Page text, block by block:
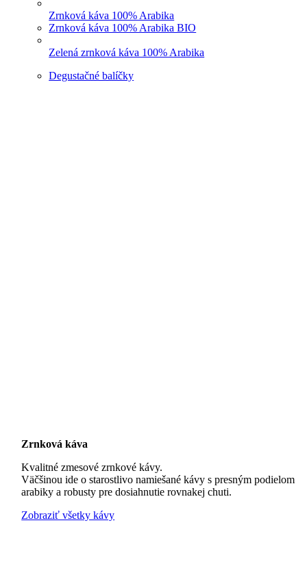
Zrnková káva 100% Arabika
Zrnková káva 100% Arabika BIO
Zelená zrnková káva 100% Arabika
Degustačné balíčky
Zrnková káva
Kvalitné zmesové zrnkové kávy.
Väčšinou ide o starostlivo namiešané kávy s presným podielom
arabiky a robusty pre dosiahnutie rovnakej chuti.
Zobraziť všetky kávy